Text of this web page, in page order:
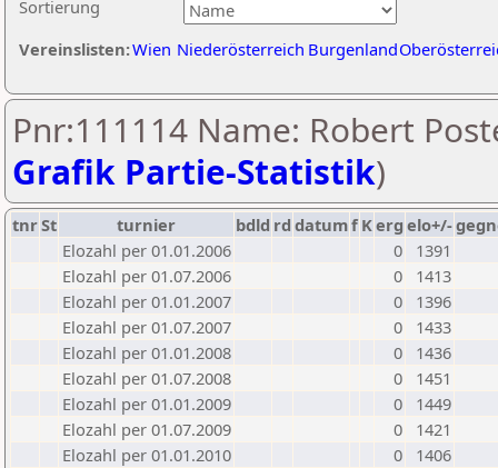
Sortierung
Vereinslisten:Wien Niederösterreich Burgenland
Pnr:111114 Name: Robert
Grafik Partie-Statistik)
tnrSt turnier bdld rd datumf Kerg elo+/-
Elozahl per 01.01.2006
0
1391
Elozahl per 01.07.2006
0
1413
Elozahl per 01.01.2007
0
1396
Elozahl per 01.07.2007
0
1433
Elozahl per 01.01.2008
0
1436
Elozahl per 01.07.2008
0
1451
Elozahl per 01.01.2009
0
1449
Elozahl per 01.07.2009
0
1421
Elozahl per 01.01.2010
0
1406